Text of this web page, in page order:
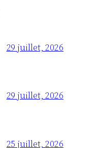
29 juillet, 2026
29 juillet, 2026
25 juillet, 2026